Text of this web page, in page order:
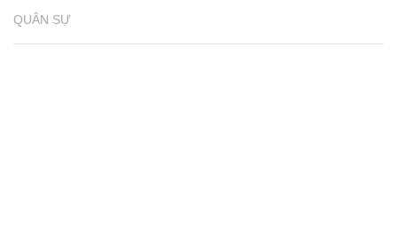
QUÂN SỰ